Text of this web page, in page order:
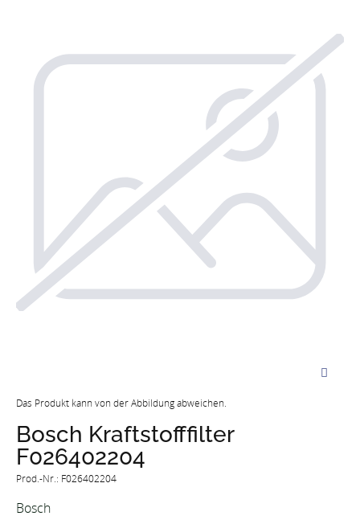
Das Produkt kann von der Abbildung abweichen.
Bosch Kraftstofffilter
F026402204
Prod.-Nr.: F026402204
Bosch